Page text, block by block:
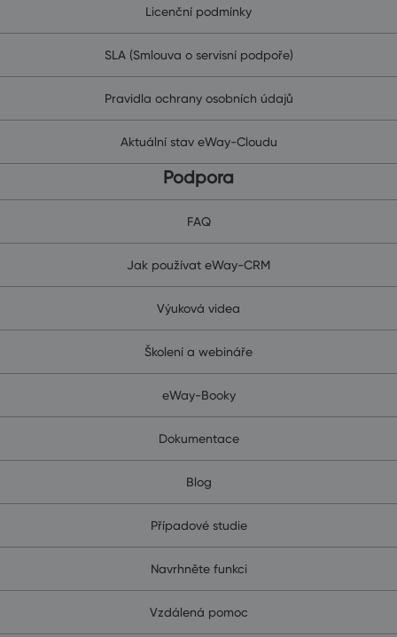
Licenční podmínky
SLA (Smlouva o servisní podpoře)
Pravidla ochrany osobních údajů
Aktuální stav eWay-Cloudu
Podpora
FAQ
Jak používat eWay-CRM
Výuková videa
Školení a webináře
eWay-Booky
Dokumentace
Blog
Případové studie
Navrhněte funkci
Vzdálená pomoc